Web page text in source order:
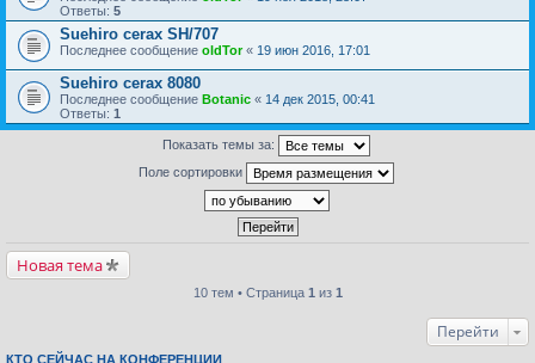
Ответы: 5
Suehiro cerax SH/707
Последнее сообщение oldTor« 19 июн 2016, 17:01
Suehiro cerax 8080
Последнее сообщение Botanic « 14 дек 2015, 00:41
Ответы: 1
Показать темы за:
Поле сортировки
Новая тема
10 тем • Страница 1 из 1
Перейти
КТО СЕЙЧАС НА КОНФЕРЕНЦИИ